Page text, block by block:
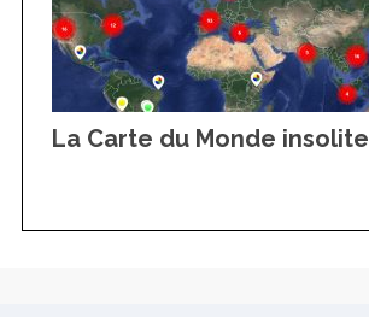
La Carte du Monde insolite